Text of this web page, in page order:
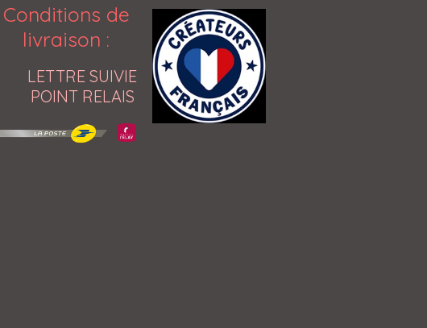
Conditions de
livraison :
LETTRE SUIVIE
POINT RELAIS